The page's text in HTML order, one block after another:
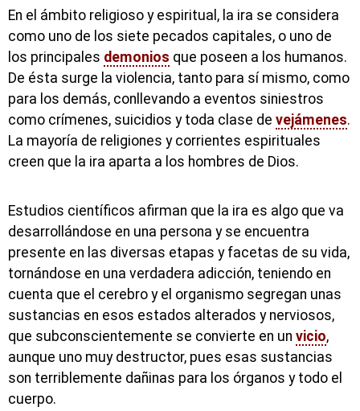
En el ámbito religioso y espiritual, la ira se considera
como uno de los siete pecados capitales, o uno de
los principales demonios que poseen a los humanos.
De ésta surge la violencia, tanto para sí mismo, como
para los demás, conllevando a eventos siniestros
como crímenes, suicidios y toda clase de vejámenes.
La mayoría de religiones y corrientes espirituales
creen que la ira aparta a los hombres de Dios.
Estudios científicos afirman que la ira es algo que va
desarrollándose en una persona y se encuentra
presente en las diversas etapas y facetas de su vida,
tornándose en una verdadera adicción, teniendo en
cuenta que el cerebro y el organismo segregan unas
sustancias en esos estados alterados y nerviosos,
que subconscientemente se convierte en un vicio,
aunque uno muy destructor, pues esas sustancias
son terriblemente dañinas para los órganos y todo el
cuerpo.